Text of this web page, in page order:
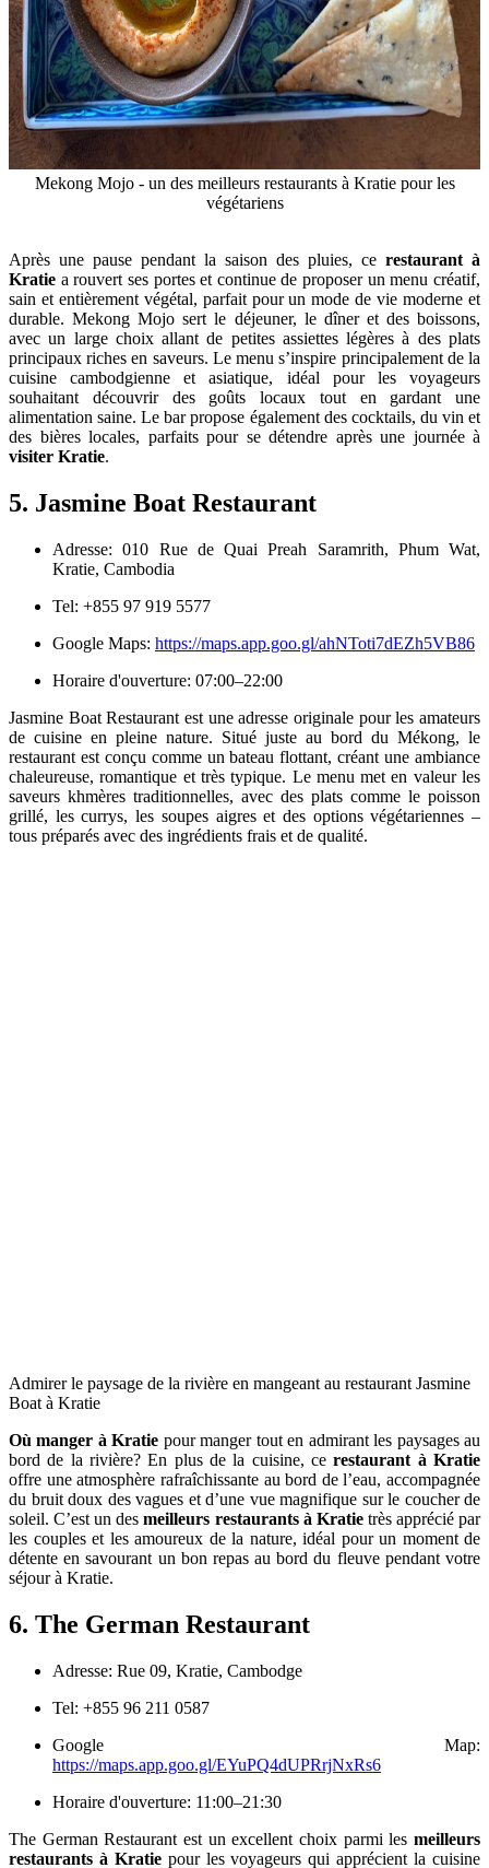
Mekong Mojo - un des meilleurs restaurants à Kratie pour les
végétariens
Après une pause pendant la saison des pluies, ce restaurant à
Kratie a rouvert ses portes et continue de proposer un menu créatif,
sain et entièrement végétal, parfait pour un mode de vie moderne et
durable. Mekong Mojo sert le déjeuner, le dîner et des boissons,
avec un large choix allant de petites assiettes légères à des plats
principaux riches en saveurs. Le menu s’inspire principalement de la
cuisine cambodgienne et asiatique, idéal pour les voyageurs
souhaitant découvrir des goûts locaux tout en gardant une
alimentation saine. Le bar propose également des cocktails, du vin et
des bières locales, parfaits pour se détendre après une journée à
visiter Kratie.
5. Jasmine Boat Restaurant
Adresse: 010 Rue de Quai Preah Saramrith, Phum Wat,
Kratie, Cambodia
Tel: +855 97 919 5577
Google Maps: https://maps.app.goo.gl/ahNToti7dEZh5VB86
Horaire d'ouverture: 07:00–22:00
Jasmine Boat Restaurant est une adresse originale pour les amateurs
de cuisine en pleine nature. Situé juste au bord du Mékong, le
restaurant est conçu comme un bateau flottant, créant une ambiance
chaleureuse, romantique et très typique. Le menu met en valeur les
saveurs khmères traditionnelles, avec des plats comme le poisson
grillé, les currys, les soupes aigres et des options végétariennes –
tous préparés avec des ingrédients frais et de qualité.
Admirer le paysage de la rivière en mangeant au restaurant Jasmine
Boat à Kratie
Où manger à Kratie pour manger tout en admirant les paysages au
bord de la rivière? En plus de la cuisine, cerestaurant à Kratie
offre une atmosphère rafraîchissante au bord de l’eau, accompagnée
du bruit doux des vagues et d’une vue magnifique sur le coucher de
soleil. C’est un desmeilleurs restaurants à Kratietrès apprécié par
les couples et les amoureux de la nature, idéal pour un moment de
détente en savourant un bon repas au bord du fleuve pendant votre
séjour à Kratie.
6. The German Restaurant
Adresse: Rue 09, Kratie, Cambodge
Tel: +855 96 211 0587
Google Map:
https://maps.app.goo.gl/EYuPQ4dUPRrjNxRs6
Horaire d'ouverture: 11:00–21:30
The German Restaurant est un excellent choix parmi les meilleurs
restaurants à Kratiepour les voyageurs qui apprécient la cuisine